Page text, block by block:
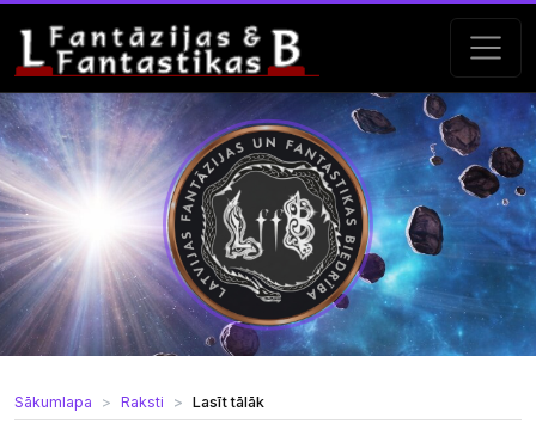
Sākumlapa Raksti Lasīt tālāk